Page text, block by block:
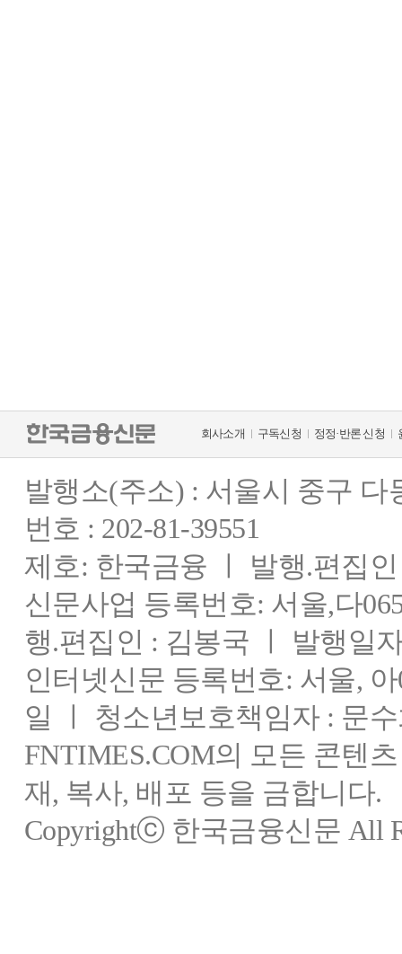
회사소개 구독신청 정정·반론 신청
발행소(주소) : 서울시 중구
번호 : 202-81-39551
제호: 한국금융 ㅣ 발행.편집
신문사업 등록번호: 서울,다
행.편집인 : 김봉국 ㅣ 발행일
인터넷신문 등록번호: 서울,
일 ㅣ 청소년보호책임자 : 문
FNTIMES.COM의 모든 콘텐
재, 복사, 배포 등을 금합니다.
Copyrightⓒ 한국금융신문 All